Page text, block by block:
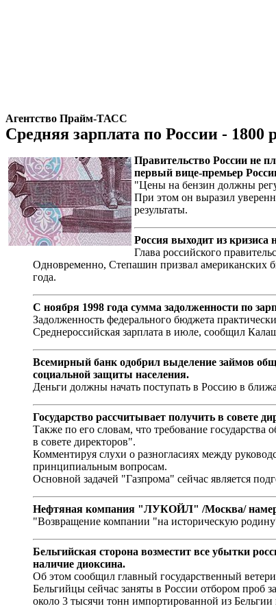
Агентство Прайм-ТАСС
Средняя зарплата по России - 1800
Правительство России не
первый вице-премьер
"Цены на бензин должны
При этом он выразил
результаты.
Россия выходит из кризиса
Глава российского
Одновременно, Степашин призвал американских
года.
С ноября 1998 года сумма задолженности по
Задолженность федерального бюджета
Среднероссийская зарплата в июле, сообщил
Всемирный банк одобрил выделение займов
социальной защиты населения.
Деньги должны начать поступать в Россию в
Государство рассчитывает получить в совете
Также по его словам, что требование государства
в совете директоров".
Комментируя слухи о разногласиях между
принципиальным вопросам.
Основной задачей "Газпрома" сейчас является
Нефтяная компания "ЛУКОЙЛ" /Москва/
"Возвращение компании "на историческую
Бельгийская сторона возместит все убытки
наличие диоксина.
Об этом сообщил главный государственный
Бельгийцы сейчас заняты в России отбором проб
около 3 тысячи тонн импортированной из